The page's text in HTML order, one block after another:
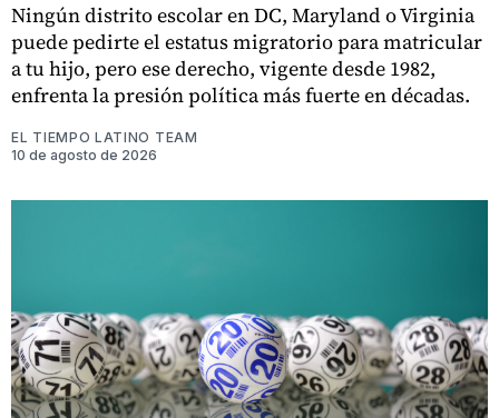
Ningún distrito escolar en DC, Maryland o Virginia
puede pedirte el estatus migratorio para matricular
a tu hijo, pero ese derecho, vigente desde 1982,
enfrenta la presión política más fuerte en décadas.
EL TIEMPO LATINO TEAM
10 de agosto de 2026